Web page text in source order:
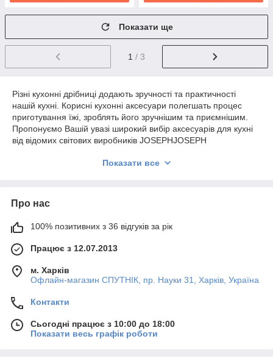
Показати ще
1 / 3
Різні кухонні дрібниці додають зручності та практичності
нашій кухні. Корисні кухонні аксесуари полегшать процес
приготування їжі, зроблять його зручнішим та приємнішим.
Пропонуємо Вашій увазі широкий вибір аксесуарів для кухні
від відомих світових виробників JOSEPHJOSEPH
(Німеччина), Tescoma (Чехія), Wesco (Німеччина). Підноси,
розігріву, підставки під гаряче, тримачі для паперових
рушників, форми для льоду, кухонні таймери та багато інших
товарів виготовлені з високоякісних продуктів, пластику,
нержавіючої сталі. Вироби виконані в сучасному стилі, різних
кольорових рішеннях, мають оригінальний дизайн та
впишуться у будь-який кухонний інтер'єр.
Показати все
Про нас
100% позитивних з 36 відгуків за рік
Працює з 12.07.2013
м. Харків
Офлайн-магазин СПУТНІК, пр. Науки 31, Харків, Україна
Контакти
Сьогодні працює з 10:00 до 18:00
Показати весь графік роботи